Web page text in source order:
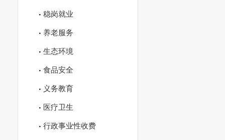
稳岗就业
养老服务
生态环境
食品安全
义务教育
医疗卫生
行政事业性收费